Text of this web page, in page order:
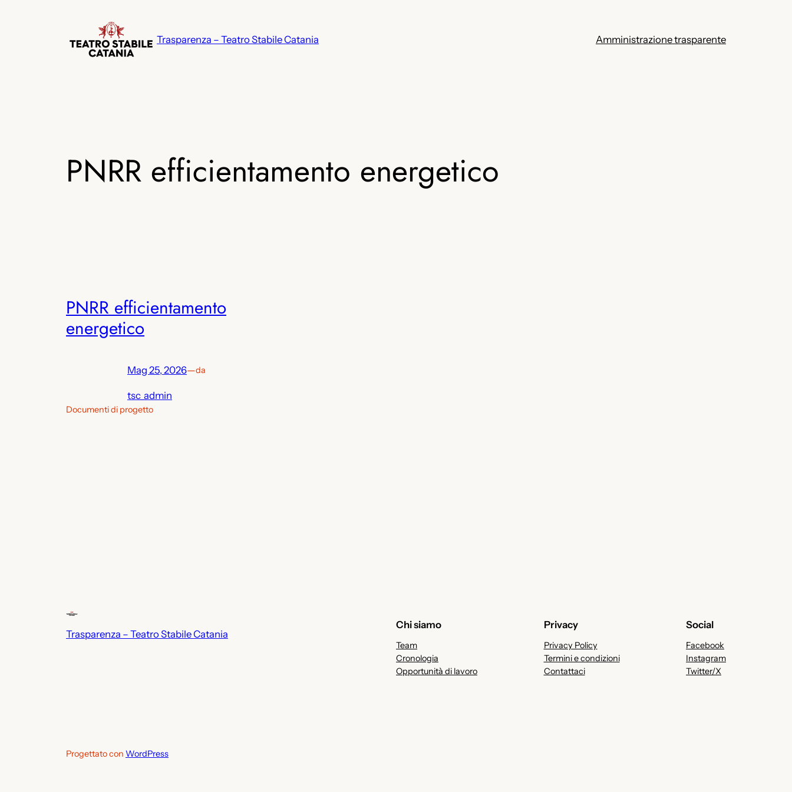
Trasparenza – Teatro Stabile Catania Amministrazione trasparente
PNRR efficientamento energetico
PNRR efficientamento
energetico
Mag 25, 2026—da
tsc_admin
Documenti di progetto
Trasparenza – Teatro Stabile Catania
Chi siamo
Team
Cronologia
Opportunità di lavoro
Privacy
Privacy Policy
Termini e condizioni
Contattaci
Social
Facebook
Instagram
Twitter/X
Progettato con WordPress